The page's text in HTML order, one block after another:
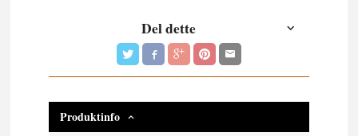
Del dette
Produktinfo